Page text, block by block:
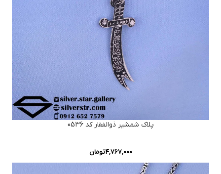
پلاک شمشیر ذوالفقار کد 0536
4,767,000تومان